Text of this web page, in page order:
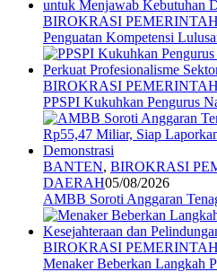
BIROKRASI
Penguatan Kompetensi
BIROKRASI
PPSPI Kukuhkan Pengurus
BANTEN, BIROKRASI
DAERAH05/08/2026
AMBB Soroti Anggaran
BIROKRASI
Menaker Beberkan Langkah